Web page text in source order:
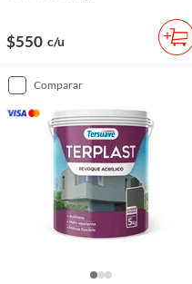
$550 c/u
comparar